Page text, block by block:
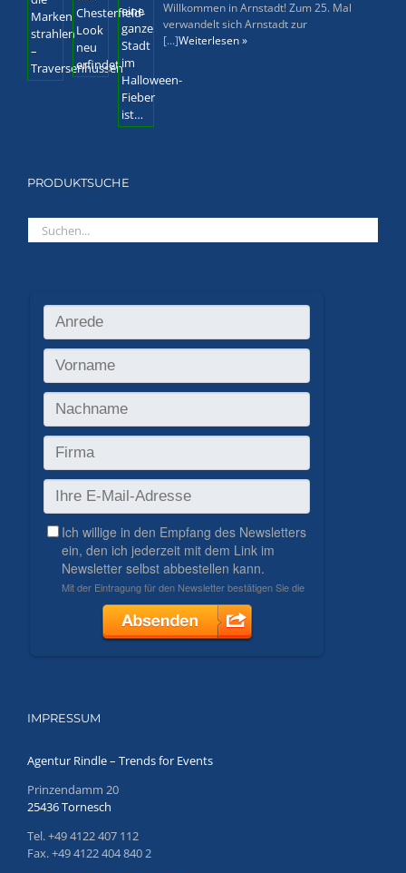
Willkommen in Arnstadt! Zum 25. Mal
verwandelt sich Arnstadt zur
[...]Weiterlesen »
PRODUKTSUCHE
IMPRESSUM
Agentur Rindle – Trends for Events
Prinzendamm 20
25436 Tornesch
Tel. +49 4122 407 112
Fax. +49 4122 404 840 2